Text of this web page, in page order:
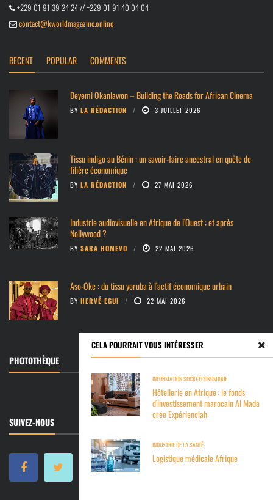
CELA POURRAIT VOUS INTÉRESSER
INFORMATION SOCIO-ÉCONOMIQUE
Hôtellerie en Afrique : le fonds
d’investissement marocain Al Mada
crée Expérienciah
INDUSTRIE DE LA SANTÉ
Logistique médicale Afrique
+229 01 91 39 24 24 // +229 01 91 40 04 04
contact@kworldmagazine.online
RECENT POPULAR COMMENTS
Deyemi Okanlawon – Building the Roads for African Cinema
BY LA RÉDACTION 3 JUILLET 2026
Tissu indigo au Bénin : un savoir-faire ancestral en quête de
filière économique
BY LA RÉDACTION 27 MAI 2026
Industrie audiovisuelle en Afrique de l’Ouest : et après
Nollywood ?
BY SARA HOMEVO 22 MAI 2026
Aso-Oke : du tissu yoruba à l’actif économique urbain
BY HERVÉ EGUI 22 MAI 2026
PHOTOTHÈQUE
SUIVEZ-NOUS